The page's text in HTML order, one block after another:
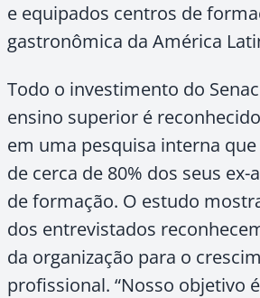
e equipados centros de
gastronômica da América
Todo o investimento do
ensino superior é
em uma pesquisa interna
de cerca de 80% dos seus ex-
de formação. O estudo
dos entrevistados
da organização para o
profissional. “Nosso objetivo